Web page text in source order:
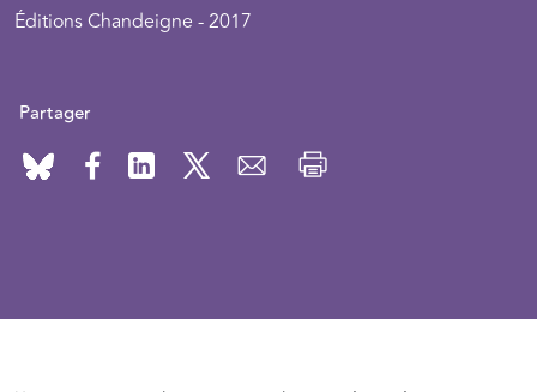
Éditions Chandeigne - 2017
Partager